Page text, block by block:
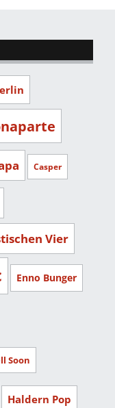
Casper
Vier
Enno Bunger
Soon
Haldern Pop